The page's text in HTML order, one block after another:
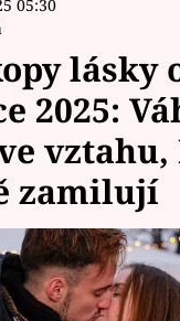
05:30
lásky
2025:
vztahu,
zamilují